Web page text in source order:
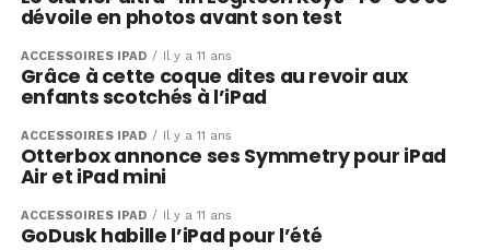
dévoile en photos avant son test
ACCESSOIRES IPAD Il y a 11 ans
Grâce à cette coque dites au revoir aux
enfants scotchés à l’iPad
ACCESSOIRES IPAD Il y a 11 ans
Otterbox annonce ses Symmetry pour iPad
Air et iPad mini
ACCESSOIRES IPAD Il y a 11 ans
GoDusk habille l’iPad pour l’été